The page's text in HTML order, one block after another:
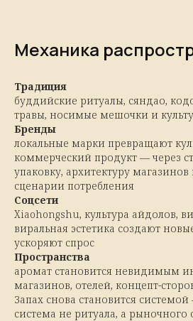
Механика
Традиция
буддийские ритуалы, сяндао,
травы, носимые мешочки и
Бренды
локальные марки превращают
коммерческий продукт — через
упаковку, архитектуру
сценарии потребления
Соцсети
Xiaohongshu, культура айдолов,
виральная эстетика создают
ускоряют спрос
Пространства
аромат становится невидимым
магазинов, отелей, концепт-
Запах снова становится системой
система не ритуала, а рыночного